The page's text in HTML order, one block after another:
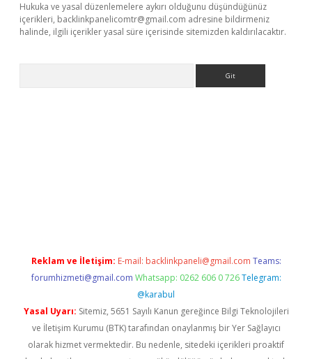
Hukuka ve yasal düzenlemelere aykırı olduğunu düşündüğünüz
içerikleri, backlinkpanelicomtr@gmail.com adresine bildirmeniz
halinde, ilgili içerikler yasal süre içerisinde sitemizden kaldırılacaktır.
Reklam ve İletişim: E-mail: backlinkpaneli@gmail.com Teams:
forumhizmeti@gmail.com Whatsapp: 0262 606 0 726 Telegram:
@karabul
Yasal Uyarı: Sitemiz, 5651 Sayılı Kanun gereğince Bilgi Teknolojileri
ve İletişim Kurumu (BTK) tarafından onaylanmış bir Yer Sağlayıcı
olarak hizmet vermektedir. Bu nedenle, sitedeki içerikleri proaktif